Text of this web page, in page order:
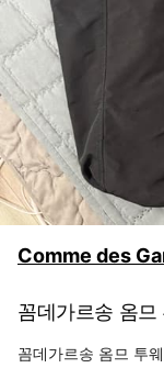
Comme des
꼼데가르송 옴
꼼데가르송 옴므 투